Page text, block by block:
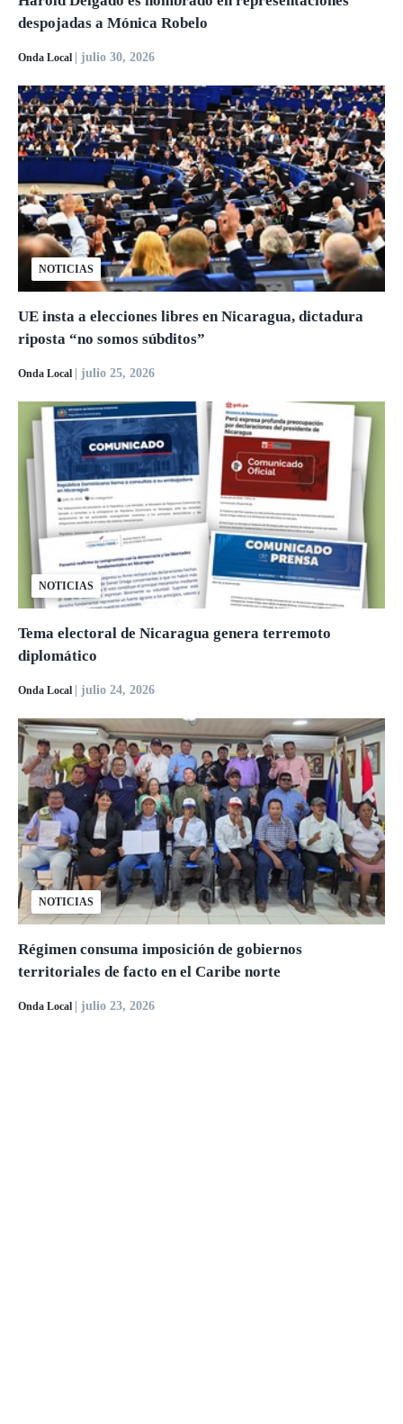
despojadas a Mónica Robelo
Onda Local | julio 30, 2026
NOTICIAS
UE insta a elecciones libres en Nicaragua, dictadura
riposta “no somos súbditos”
Onda Local | julio 25, 2026
NOTICIAS
Tema electoral de Nicaragua genera terremoto
diplomático
Onda Local | julio 24, 2026
NOTICIAS
Régimen consuma imposición de gobiernos
territoriales de facto en el Caribe norte
Onda Local | julio 23, 2026